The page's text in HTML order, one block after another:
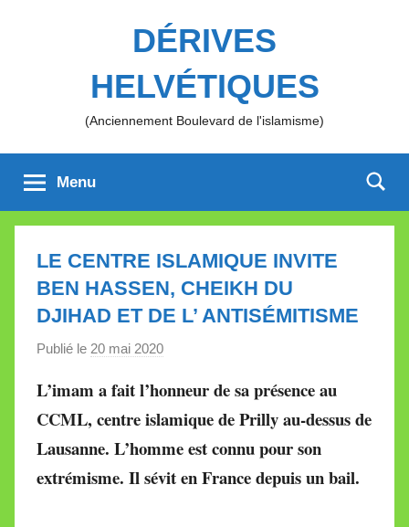
DÉRIVES
HELVÉTIQUES
(Anciennement Boulevard de l'islamisme)
Menu
LE CENTRE ISLAMIQUE INVITE
BEN HASSEN, CHEIKH DU
DJIHAD ET DE L’ ANTISÉMITISME
Publié le 20 mai 2020
r
M
i
L’imam a fait l’honneur de sa présence au
CCML, centre islamique de Prilly au-dessus de
Lausanne. L’homme est connu pour son
extrémisme. Il sévit en France depuis un bail.